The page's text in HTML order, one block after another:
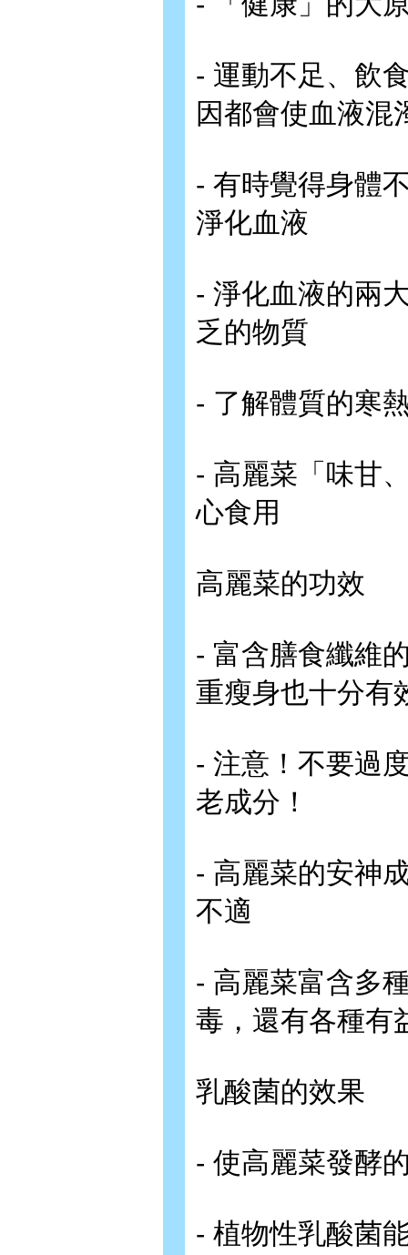
- 運動不足、飲
因都會使血液混
- 有時覺得身體
淨化血液
- 淨化血液的兩
乏的物質
- 了解體質的寒
- 高麗菜「味甘
心食用
高麗菜的功效
- 富含膳食纖維
重瘦身也十分有
- 注意！不要過
老成分！
- 高麗菜的安神
不適
- 高麗菜富含多
毒，還有各種有
乳酸菌的效果
- 使高麗菜發酵
- 植物性乳酸菌